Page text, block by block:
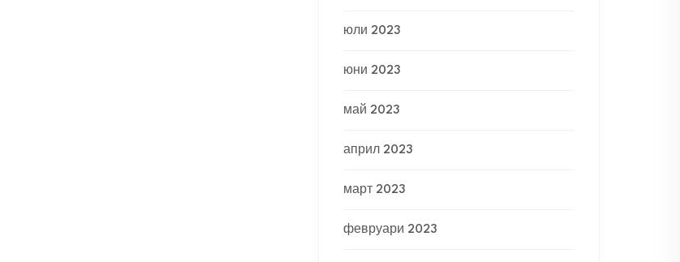
юли 2023
юни 2023
май 2023
април 2023
март 2023
февруари 2023